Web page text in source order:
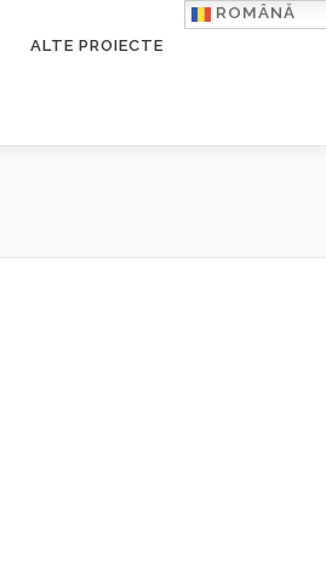
ALTE PROIECTE
ROMÂNĂ